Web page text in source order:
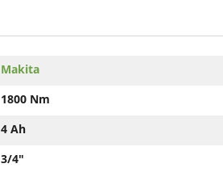
Makita
1800 Nm
4 Ah
3/4"